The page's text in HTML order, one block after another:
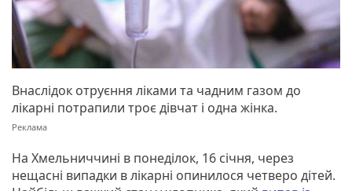
Внаслідок отруєння ліками та чадним газом до
лікарні потрапили троє дівчат і одна жінка.
На Хмельниччині в понеділок, 16 січня, через
нещасні випадки в лікарні опинилося четверо дітей.